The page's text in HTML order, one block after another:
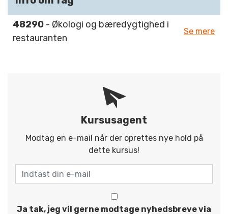
48290 - Økologi og bæredygtighed i
restauranten
Se mere
Kursusagent
Modtag en e-mail når der oprettes nye hold på
dette kursus!
Ja tak, jeg vil gerne modtage nyhedsbreve via